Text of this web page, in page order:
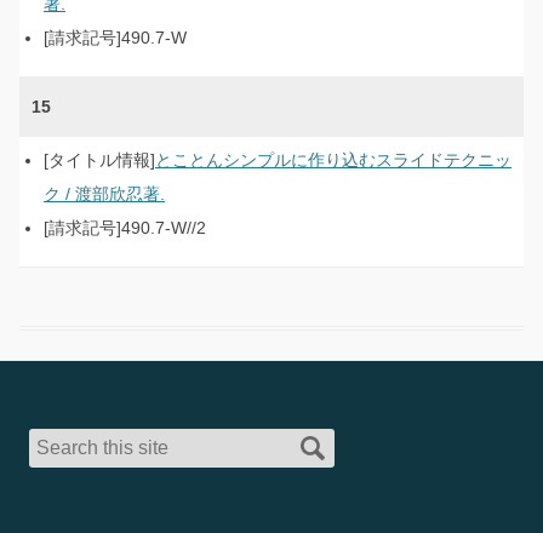
490.7-W
15
とことんシンプルに作り込むスライドテクニッ
ク / 渡部欣忍著.
490.7-W//2